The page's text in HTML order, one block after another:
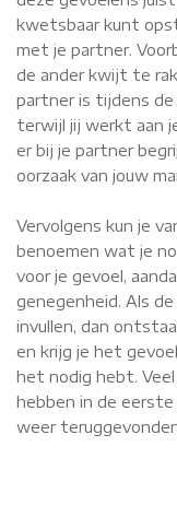
kwetsbaar kunt
met je partner.
de ander kwijt te
partner is tijdens
terwijl jij werkt aan
er bij je partner
oorzaak van jouw
Vervolgens kun je
benoemen wat je
voor je gevoel,
genegenheid. Als
invullen, dan
en krijg je het
het nodig hebt.
hebben in de eerste
weer